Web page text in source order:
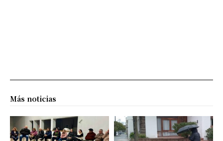
Más noticias